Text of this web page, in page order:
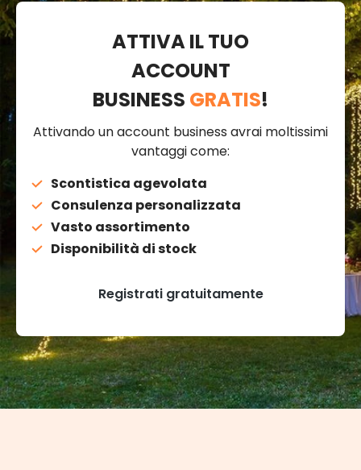
ATTIVA IL TUO
ACCOUNT
BUSINESS GRATIS!
Attivando un account business avrai moltissimi
vantaggi come:
Scontistica agevolata
Consulenza personalizzata
Vasto assortimento
Disponibilità di stock
Registrati gratuitamente